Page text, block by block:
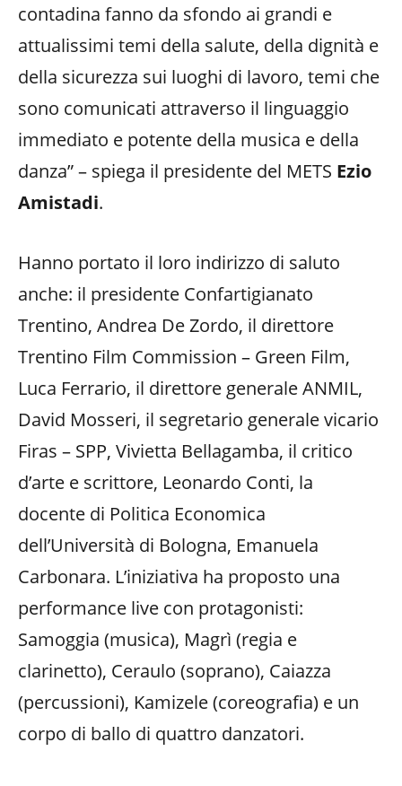
contadina fanno da sfondo ai grandi e
attualissimi temi della salute, della dignità e
della sicurezza sui luoghi di lavoro, temi che
sono comunicati attraverso il linguaggio
immediato e potente della musica e della
danza” – spiega il presidente del METS Ezio
Amistadi.
Hanno portato il loro indirizzo di saluto
anche: il presidente Confartigianato
Trentino, Andrea De Zordo, il direttore
Trentino Film Commission – Green Film,
Luca Ferrario, il direttore generale ANMIL,
David Mosseri, il segretario generale vicario
Firas – SPP, Vivietta Bellagamba, il critico
d’arte e scrittore, Leonardo Conti, la
docente di Politica Economica
dell’Università di Bologna, Emanuela
Carbonara. L’iniziativa ha proposto una
performance live con protagonisti:
Samoggia (musica), Magrì (regia e
clarinetto), Ceraulo (soprano), Caiazza
(percussioni), Kamizele (coreografia) e un
corpo di ballo di quattro danzatori.